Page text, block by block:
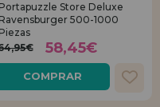
Portapuzzle Store Deluxe
Ravensburger 500-1000
Piezas
58,45€
COMPRAR